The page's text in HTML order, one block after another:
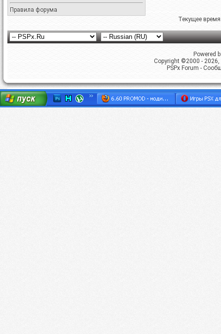
Правила форума
Текущее
Powered
Copyright ©2000 -
PSPx Forum -